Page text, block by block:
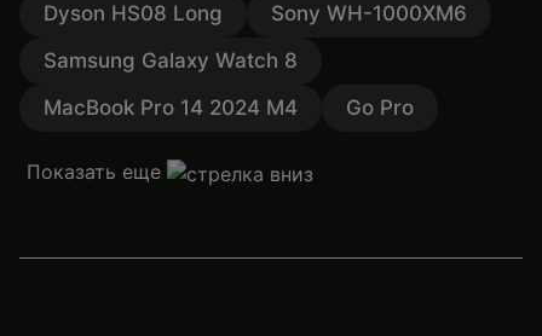
Dyson HS08 Long
Sony WH-1000XM6
Samsung Galaxy Watch 8
MacBook Pro 14 2024 M4
Go Pro
Показать еще